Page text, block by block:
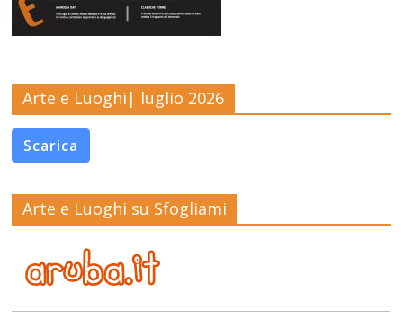
Arte e Luoghi| luglio 2026
Scarica
Arte e Luoghi su Sfogliami